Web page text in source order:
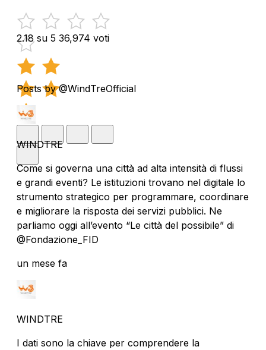
2.18 su 5 36,974 voti
Posts by @WindTreOfficial
WINDTRE
Come si governa una città ad alta intensità di flussi
e grandi eventi? Le istituzioni trovano nel digitale lo
strumento strategico per programmare, coordinare
e migliorare la risposta dei servizi pubblici. Ne
parliamo oggi all’evento “Le città del possibile” di
@Fondazione_FID
un mese fa
WINDTRE
I dati sono la chiave per comprendere la